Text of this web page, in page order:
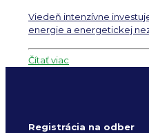
Viedeň intenzívne
energie a energetickej
Čítať viac
Registrácia na odber